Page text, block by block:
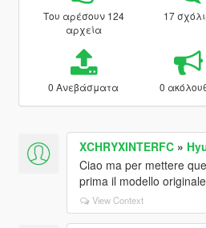
Του αρέσουν 124
αρχεία
17
0 Ανεβάσματα 0
XCHRYXINTERFC»
Ciao ma per mettere
prima il modello
View Context